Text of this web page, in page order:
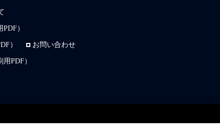
）
） お問い合わせ
PDF）